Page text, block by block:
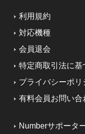
利用規約
対応機種
会員退会
特定商取引法に基
プライバシーポリ
有料会員お問い合
Numberサポータ